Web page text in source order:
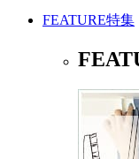
FEATURE特集